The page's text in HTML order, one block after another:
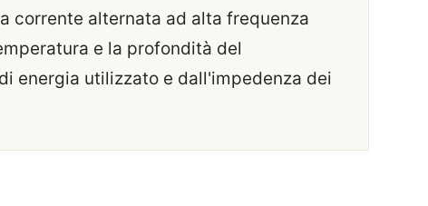
corrente alternata ad alta frequenza
e la profondità del
energia utilizzato e dall'impedenza dei